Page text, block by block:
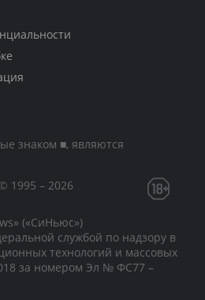
знаком ■, являются
1995 – 2026
(«СиНьюс»)
службой по надзору в
технологий и массовых
за номером Эл № ФС77 –